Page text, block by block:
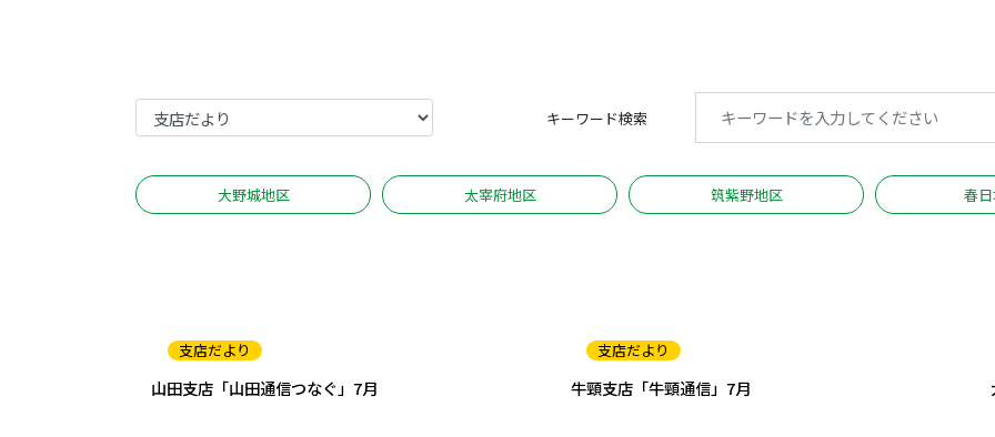
キーワード検索
大野城地区 太宰府地区 筑紫野地区 春
支店だより
山田支店「山田通信つなぐ」7月
支店だより
牛頸支店「牛頸通信」7月